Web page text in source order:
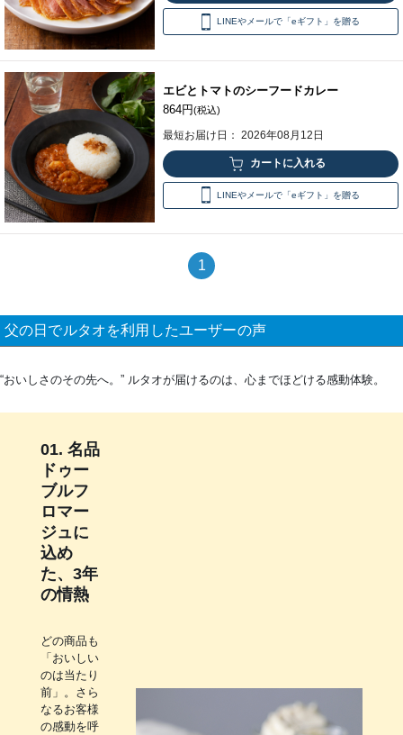
LINEやメールで「eギフト」を贈る
エビとトマトのシーフードカレー
864円(税込)
最短お届け日： 2026年08月12日
LINEやメールで「eギフト」を贈る
1
父の日でルタオを利用したユーザーの声
“おいしさのその先へ。” ルタオが届けるのは、心までほどける感動体験。
01. 名品
ドゥー
ブルフ
ロマー
ジュに
込め
た、3年
の情熱
どの商品も
「おいしい
のは当たり
前」。さら
なるお客様
の感動を呼